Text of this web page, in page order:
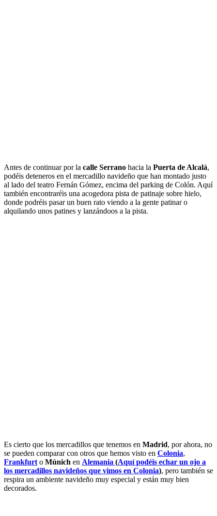
Antes de continuar por la calle Serrano hacia la Puerta de Alcalá,
podéis deteneros en el mercadillo navideño que han montado justo
al lado del teatro Fernán Gómez, encima del parking de Colón. Aquí
también encontraréis una acogedora pista de patinaje sobre hielo,
donde podréis pasar un buen rato viendo a la gente patinar o
alquilando unos patines y lanzándoos a la pista.
Es cierto que los mercadillos que tenemos en Madrid, por ahora, no
se pueden comparar con otros que hemos visto en Colonia,
Frankfurt o Múnich en Alemania (Aquí podéis echar un ojo a
los mercadillos navideños que vimos en Colonia), pero también se
respira un ambiente navideño muy especial y están muy bien
decorados.